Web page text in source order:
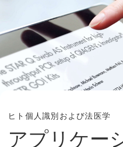
ヒト個人識別および法医学
アプリケー